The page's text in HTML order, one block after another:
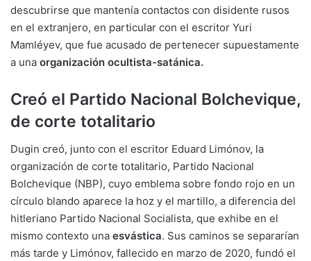
descubrirse que mantenía contactos con disidente rusos
en el extranjero, en particular con el escritor Yuri
Mamléyev, que fue acusado de pertenecer supuestamente
a una organización ocultista-satánica.
Creó el Partido Nacional Bolchevique,
de corte totalitario
Dugin creó, junto con el escritor Eduard Limónov, la
organización de corte totalitario, Partido Nacional
Bolchevique (NBP), cuyo emblema sobre fondo rojo en un
círculo blando aparece la hoz y el martillo, a diferencia del
hitleriano Partido Nacional Socialista, que exhibe en el
mismo contexto una esvástica. Sus caminos se separarían
más tarde y Limónov, fallecido en marzo de 2020, fundó el